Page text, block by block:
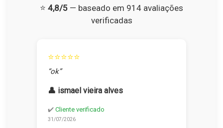
⭐ 4,8/5 — baseado em 914 avaliações
verificadas
⭐⭐⭐⭐⭐
“ok”
👤 ismael vieira alves
✔️ Cliente verificado
31/07/2026